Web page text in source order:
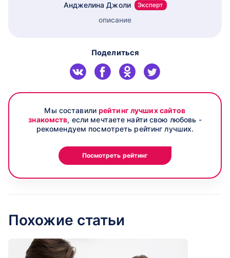
Анджелина Джоли Эксперт
описание
Поделиться
Мы составилирейтинг лучших сайтов
знакомств, если мечтаете найти свою любовь -
рекомендуем посмотреть рейтинг лучших.
Посмотреть рейтинг
Похожие статьи